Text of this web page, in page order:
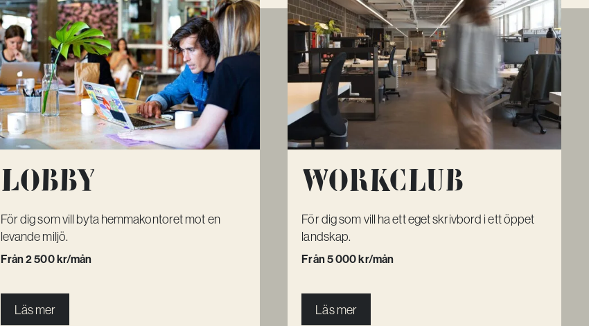
Lobby
För dig som vill byta hemmakontoret mot en
levande miljö.
Från 2 500 kr/mån
Läs mer
Workclub
För dig som vill ha ett eget skrivbord i ett öppet
landskap.
Från 5 000 kr/mån
Läs mer